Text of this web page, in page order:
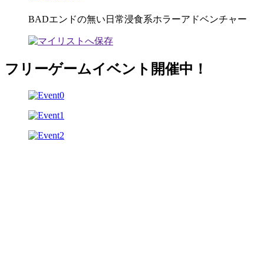
BADエンドの無い日常浸食系ホラーアドベンチャー
フリーゲームイベント開催中！